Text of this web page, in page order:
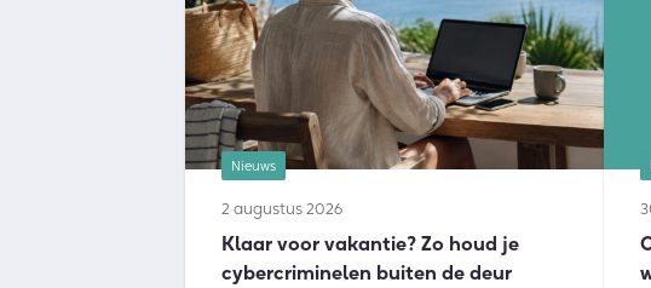
Nieuws
2 augustus 2026
Klaar voor vakantie? Zo houd je
cybercriminelen buiten de deur